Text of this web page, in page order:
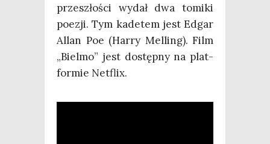
prze­szło­ści wydał dwa tomi­ki
poezji. Tym kade­tem jest Edgar
Allan Poe (Har­ry Mel­ling). Film
„Biel­mo” jest dostęp­ny na plat­
for­mie Netflix.